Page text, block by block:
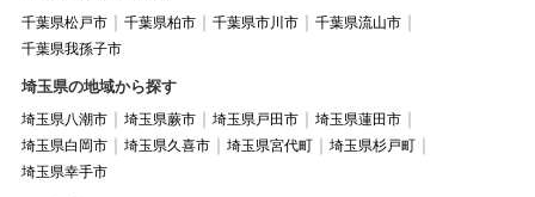
千葉県松戸市 千葉県柏市 千葉県市川市
千葉県流山市
千葉県我孫子市
埼玉県の地域から探す
埼玉県八潮市 埼玉県蕨市 埼玉県戸田市
埼玉県蓮田市
埼玉県白岡市
埼玉県久喜市 埼玉県宮代町
埼玉県杉戸町
埼玉県幸手市